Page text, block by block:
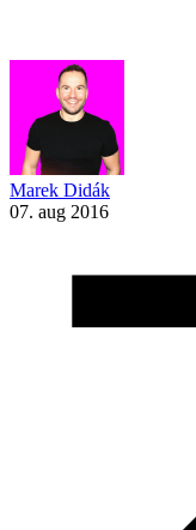
Marek Didák
07. aug 2016